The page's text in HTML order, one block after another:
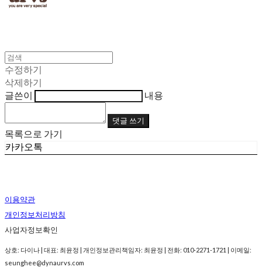
수정하기
삭제하기
글쓴이
내용
댓글 쓰기
목록으로 가기
카카오톡
이용약관
개인정보처리방침
사업자정보확인
상호: 다이나 | 대표: 최윤정 | 개인정보관리책임자: 최윤정 | 전화: 010-2271-1721 | 이메일:
seunghee@dynaurvs.com